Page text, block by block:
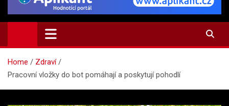
Home
Zdraví
Pracovní vložky do bot pomáhají a poskytují pohodlí